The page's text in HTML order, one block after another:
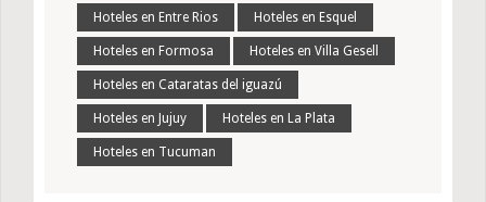
Hoteles en Entre Rios Hoteles en Esquel
Hoteles en Formosa Hoteles en Villa Gesell
Hoteles en Cataratas del iguazú
Hoteles en Jujuy Hoteles en La Plata
Hoteles en Tucuman